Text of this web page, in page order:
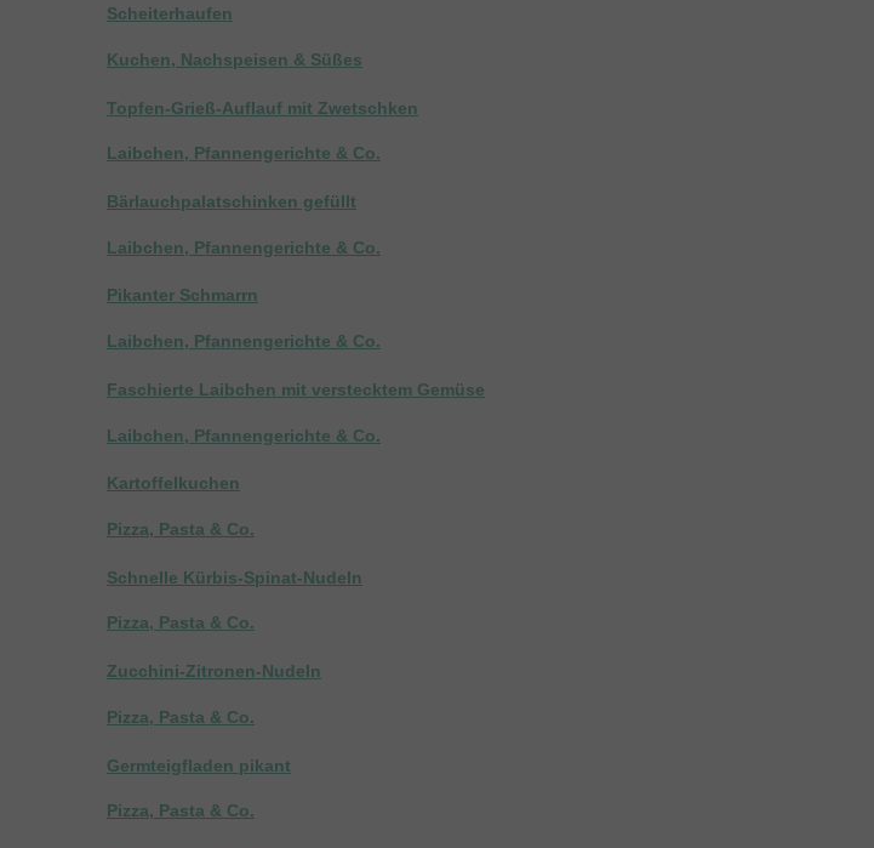
Scheiterhaufen
Kuchen, Nachspeisen & Süßes
Topfen-Grieß-Auflauf mit Zwetschken
Laibchen, Pfannengerichte & Co.
Bärlauchpalatschinken gefüllt
Laibchen, Pfannengerichte & Co.
Pikanter Schmarrn
Laibchen, Pfannengerichte & Co.
Faschierte Laibchen mit verstecktem Gemüse
Laibchen, Pfannengerichte & Co.
Kartoffelkuchen
Pizza, Pasta & Co.
Schnelle Kürbis-Spinat-Nudeln
Pizza, Pasta & Co.
Zucchini-Zitronen-Nudeln
Pizza, Pasta & Co.
Germteigfladen pikant
Pizza, Pasta & Co.